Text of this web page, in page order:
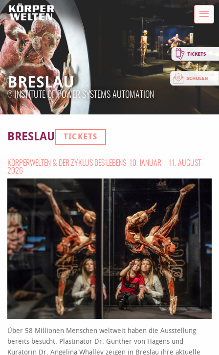
BRESLAU
INSTITUTE OF POWER SYSTEMS AUTOMATION
BRESLAU TICKETS
KÖRPERWELTEN & DER ZYKLUS DES LEBENS: 10. JANUAR – 11. AUGUST
2026
Über 58 Millionen Menschen weltweit haben die Ausstellung
bereits besucht. Plastinator Dr. Gunther von Hagens und
Kuratorin Dr. Angelina Whalley zeigen in Breslau ihre aktuelle